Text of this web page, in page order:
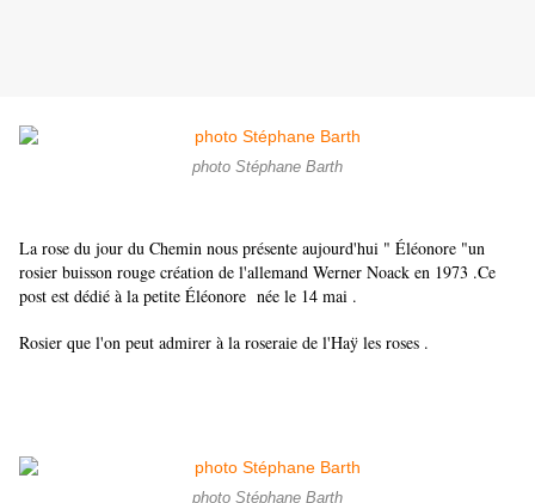
photo Stéphane Barth
La rose du jour du Chemin nous présente aujourd'hui " Éléonore "un
rosier buisson rouge création de l'allemand Werner Noack en 1973 .Ce
post est dédié à la petite Éléonore née le 14 mai .
Rosier que l'on peut admirer à la roseraie de l'Haÿ les roses .
photo Stéphane Barth